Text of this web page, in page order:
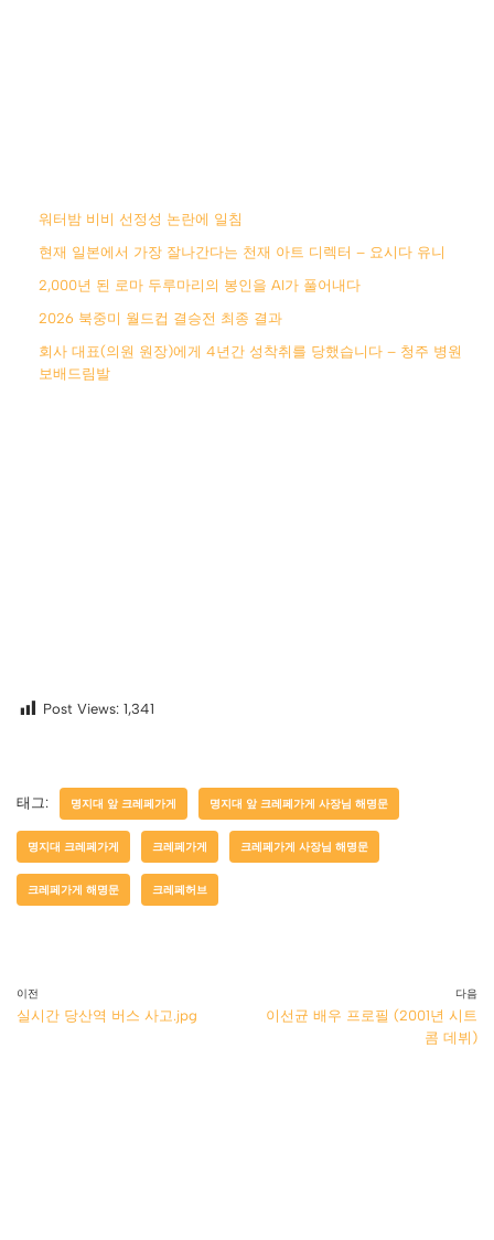
워터밤 비비 선정성 논란에 일침
현재 일본에서 가장 잘나간다는 천재 아트 디렉터 – 요시다 유니
2,000년 된 로마 두루마리의 봉인을 AI가 풀어내다
2026 북중미 월드컵 결승전 최종 결과
회사 대표(의원 원장)에게 4년간 성착취를 당했습니다 – 청주 병원
보배드림발
Post Views: 1,341
태그: 명지대 앞 크레페가게 명지대 앞 크레페가게 사장님 해명문
명지대 크레페가게 크레페가게 크레페가게 사장님 해명문
크레페가게 해명문 크레페허브
이전
실시간 당산역 버스 사고.jpg
다음
이선균 배우 프로필 (2001년 시트
콤 데뷔)